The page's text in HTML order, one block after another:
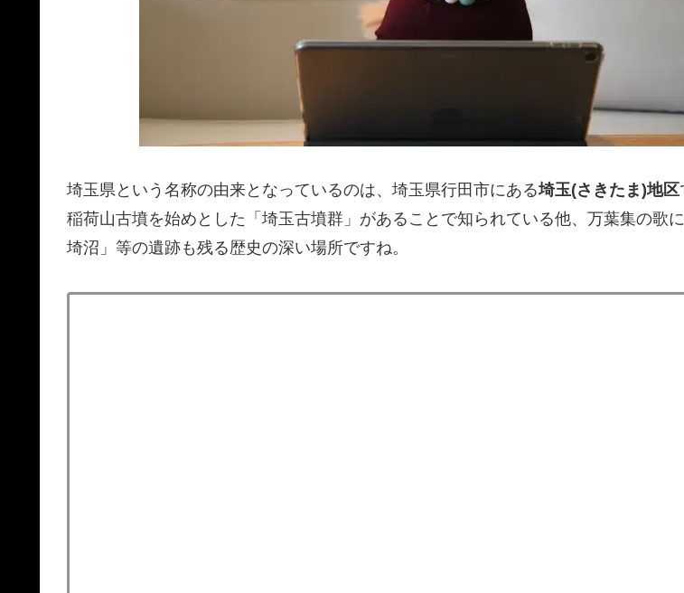
埼玉県という名称の由来となっているのは、埼玉県行田市にある埼玉(さきたま)地区
稲荷山古墳を始めとした「埼玉古墳群」があることで知られている他、万葉集の歌
埼沼」等の遺跡も残る歴史の深い場所ですね。